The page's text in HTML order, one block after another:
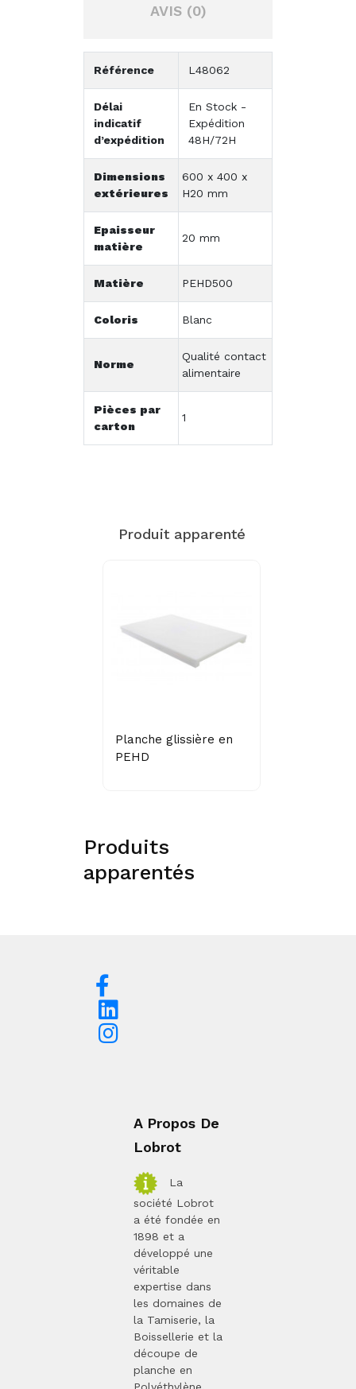
AVIS (0)
Référence L48062
Délai
indicatif
d’expédition
En Stock -
Expédition
48H/72H
Dimensions
extérieures
600 x 400 x
H20 mm
Epaisseur
matière
20 mm
Matière PEHD500
Coloris Blanc
Norme
Qualité contact
alimentaire
Pièces par
carton
1
Produit apparenté
Planche glissière en
PEHD
Produits
apparentés
A Propos De
Lobrot
La
société Lobrot
a été fondée en
1898 et a
développé une
véritable
expertise dans
les domaines de
la Tamiserie, la
Boissellerie et la
découpe de
planche en